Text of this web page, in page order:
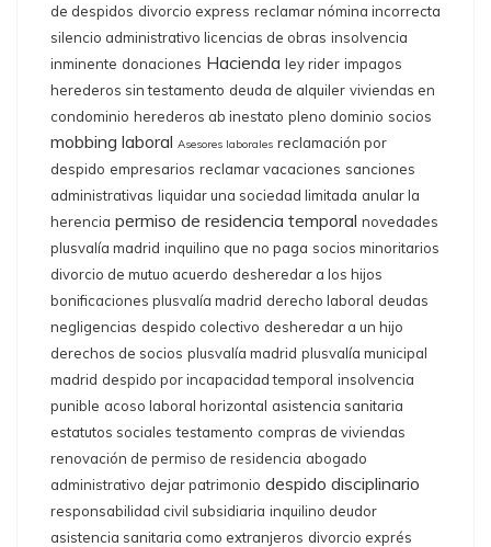
de despidos divorcio express reclamar nómina incorrecta
silencio administrativo licencias de obras insolvencia
inminente donaciones Hacienda ley rider impagos
herederos sin testamento deuda de alquiler viviendas en
condominio herederos ab inestato pleno dominio socios
mobbing laboral Asesores laborales reclamación por
despido empresarios reclamar vacaciones sanciones
administrativas liquidar una sociedad limitada anular la
herencia permiso de residencia temporal novedades
plusvalía madrid inquilino que no paga socios minoritarios
divorcio de mutuo acuerdo desheredar a los hijos
bonificaciones plusvalía madrid derecho laboral deudas
negligencias despido colectivo desheredar a un hijo
derechos de socios plusvalía madrid plusvalía municipal
madrid despido por incapacidad temporal insolvencia
punible acoso laboral horizontal asistencia sanitaria
estatutos sociales testamento compras de viviendas
renovación de permiso de residencia abogado
administrativo dejar patrimonio despido disciplinario
responsabilidad civil subsidiaria inquilino deudor
asistencia sanitaria como extranjeros divorcio exprés